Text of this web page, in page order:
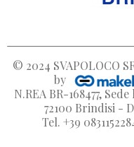
© 2024 SVAPOLOCO
by
N.REA BR-168477,
72100 Brindisi -
Tel. +39